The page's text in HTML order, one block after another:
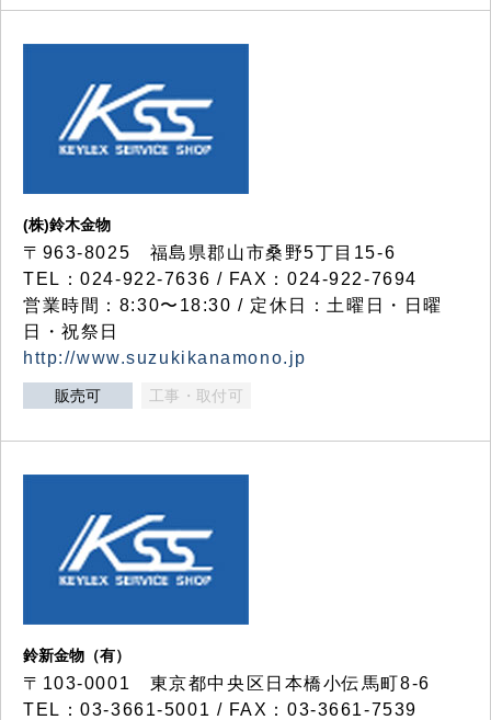
(株)鈴木金物
〒963-8025 福島県郡山市桑野5丁目15-6
TEL：024-922-7636 / FAX：024-922-7694
営業時間：8:30〜18:30 / 定休日：土曜日・日曜
日・祝祭日
http://www.suzukikanamono.jp
販売可 工事・取付可
鈴新金物（有）
〒103-0001 東京都中央区日本橋小伝馬町8-6
TEL：03-3661-5001 / FAX：03-3661-7539